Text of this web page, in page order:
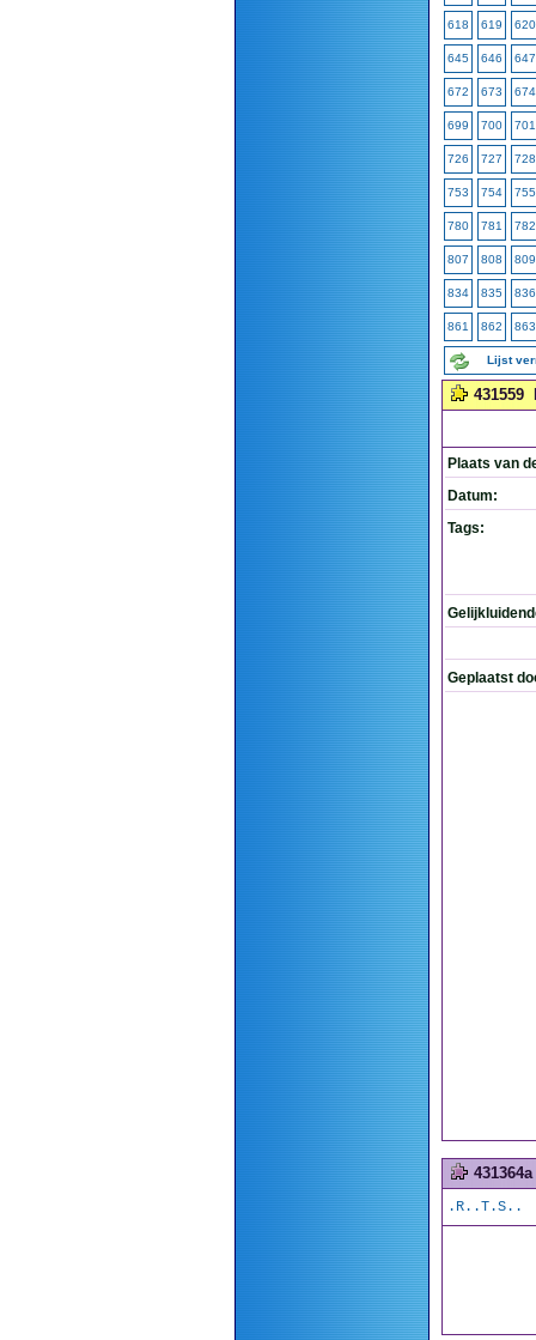
618 619 620
645 646 647
672 673 674
699 700 701
726 727 728
753 754 755
780 781 782
807 808 809
834 835 836
861 862 863
Lijst
431559
Plaats van
Datum:
Tags:
Geplaatst
431364a
.R..T.S..